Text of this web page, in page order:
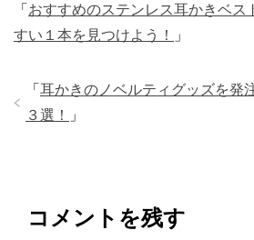
a
b
o
o
「 おすすめのステンレス耳かきベス
すい１本を見つけよう！
」
「 耳かきのノベルティグッズを発
３選！
」
コメントを残す